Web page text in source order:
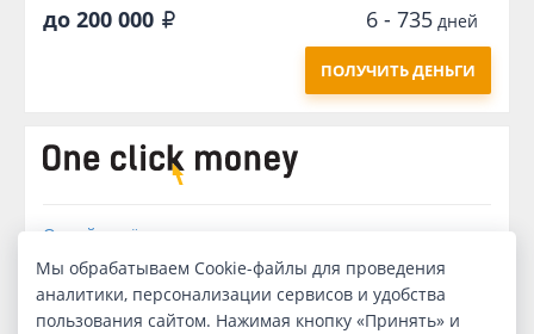
до 200 000 6 - 735дней
ПОЛУЧИТЬ ДЕНЬГИ
Онлайн заём
Сумма
67 000
Срок
240дней
Мы обрабатываем Cookie-файлы для проведения
аналитики, персонализации сервисов и удобства
пользования сайтом. Нажимая кнопку «Принять» и